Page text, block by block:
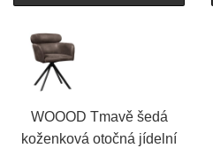
WOOOD Tmavě šedá
koženková otočná jídelní